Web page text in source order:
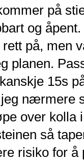
på
og
på, men
planen.
15s
nærmere
over kolla
så
risiko for